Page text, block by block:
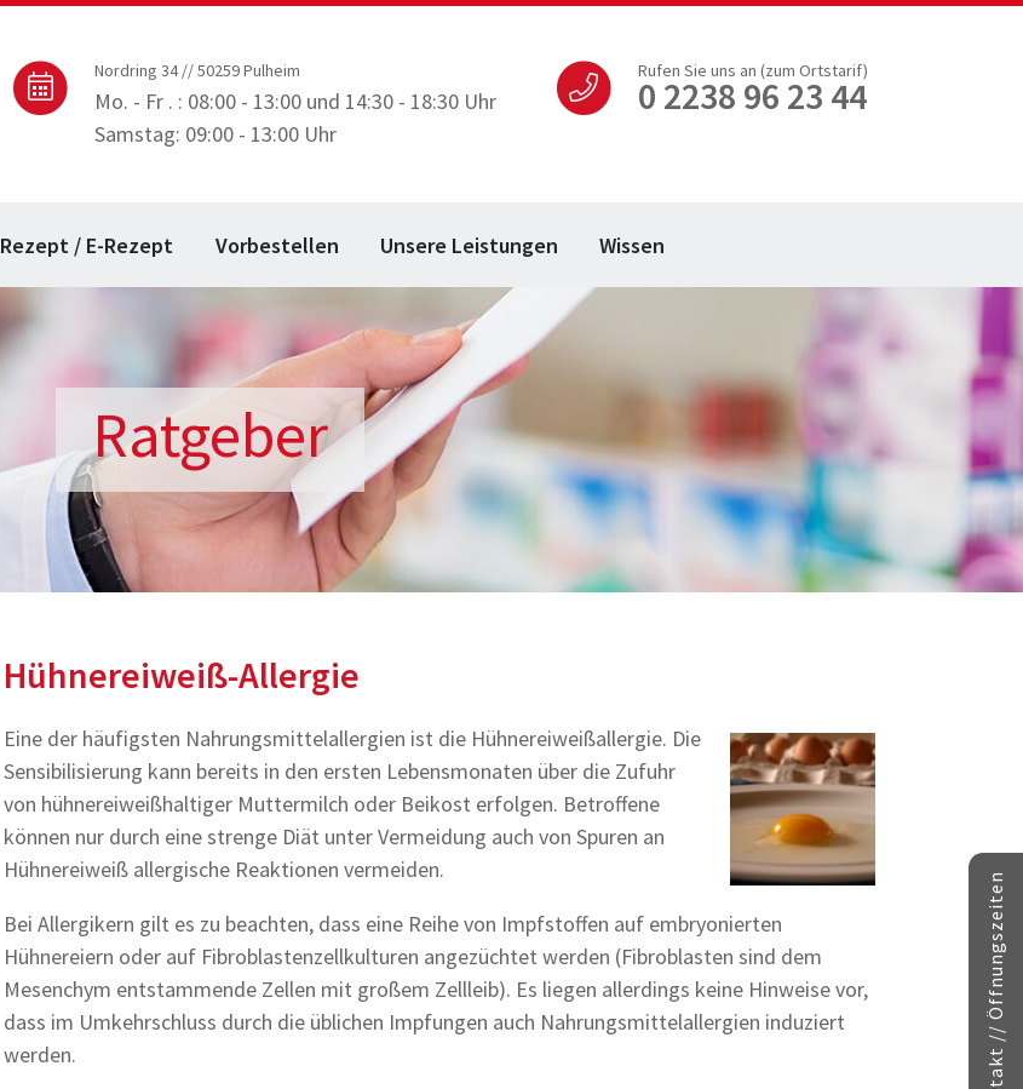
Nordring 34 // 50259 Pulheim
Mo. - Fr . : 08:00 - 13:00 und 14:30 - 18:30 Uhr
Samstag: 09:00 - 13:00 Uhr
Rufen Sie uns an (zum Ortstarif)
0 2238 96 23 44
Rezept / E-Rezept Vorbestellen Unsere Leistungen Wissen
Ratgeber
Hühnereiweiß-Allergie
Eine der häufigsten Nahrungsmittelallergien ist die Hühnereiweißallergie. Die
Sensibilisierung kann bereits in den ersten Lebensmonaten über die Zufuhr
von hühnereiweißhaltiger Muttermilch oder Beikost erfolgen. Betroffene
können nur durch eine strenge Diät unter Vermeidung auch von Spuren an
Hühnereiweiß allergische Reaktionen vermeiden.
Bei Allergikern gilt es zu beachten, dass eine Reihe von Impfstoffen auf embryonierten
Hühnereiern oder auf Fibroblastenzellkulturen angezüchtet werden (Fibroblasten sind dem
Mesenchym entstammende Zellen mit großem Zellleib). Es liegen allerdings keine Hinweise vor,
dass im Umkehrschluss durch die üblichen Impfungen auch Nahrungsmittelallergien induziert
werden.
Kontakt // Öffnungszeiten